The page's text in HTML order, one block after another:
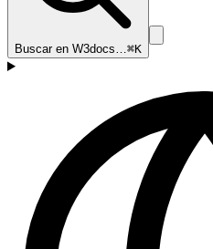
Buscar en W3docs…⌘K